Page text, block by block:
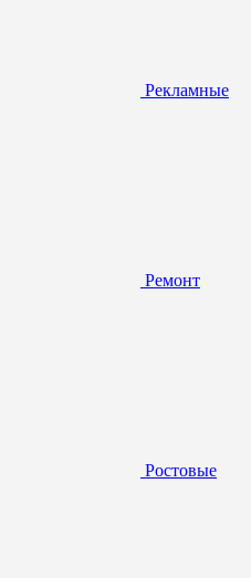
Рекламные
Ремонт
Ростовые